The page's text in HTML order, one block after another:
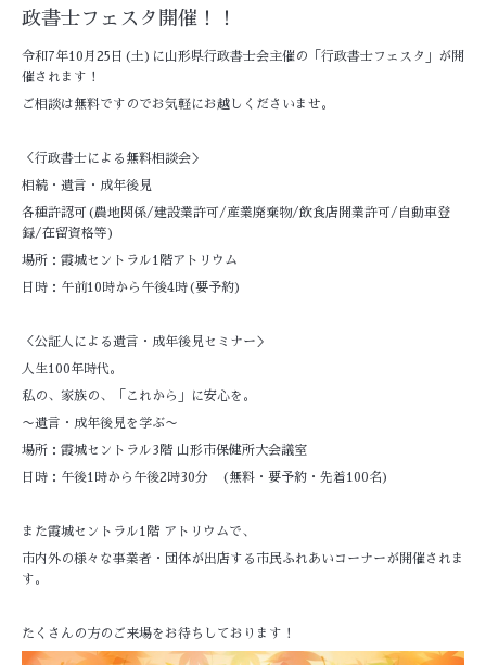
政書士フェスタ開催！！
令和7年10月25日(土)に山形県行政書士会主催の「行政書士フェスタ」が開
催されます！
ご相談は無料ですのでお気軽にお越しくださいませ。
＜行政書士による無料相談会＞
相続・遺言・成年後見
各種許認可(農地関係/建設業許可/産業廃棄物/飲食店開業許可/自動車登
録/在留資格等)
場所：霞城セントラル1階アトリウム
日時：午前10時から午後4時(要予約)
＜公証人による遺言・成年後見セミナー＞
人生100年時代。
私の、家族の、「これから」に安心を。
〜遺言・成年後見を学ぶ〜
場所：霞城セントラル3階 山形市保健所大会議室
日時：午後1時から午後2時30分 (無料・要予約・先着100名)
また霞城セントラル1階 アトリウムで、
市内外の様々な事業者・団体が出店する市民ふれあいコーナーが開催されま
す。
たくさんの方のご来場をお待ちしております！